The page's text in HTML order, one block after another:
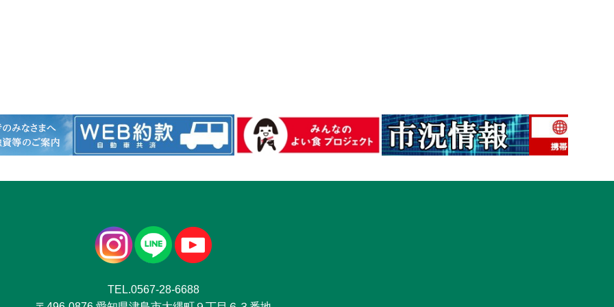
TEL.0567-28-6688